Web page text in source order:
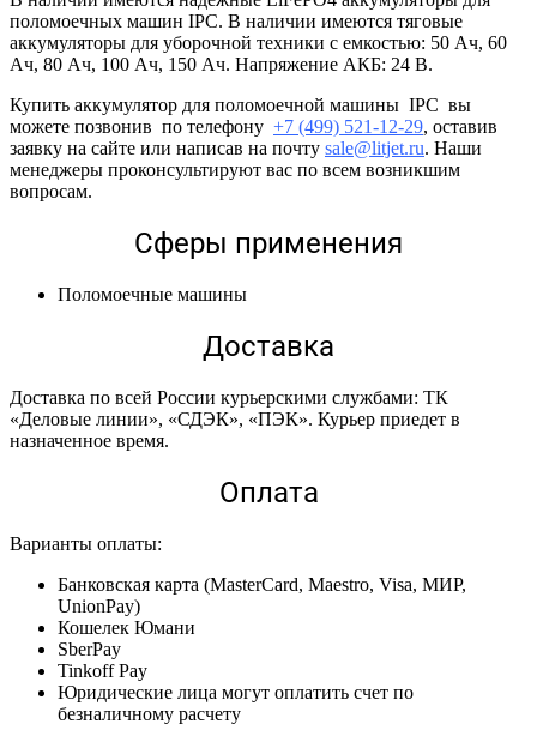
поломоечных машин IPC. В наличии имеются тяговые
аккумуляторы для уборочной техники с емкостью: 50 Ач, 60
Ач, 80 Ач, 100 Ач, 150 Ач. Напряжение АКБ: 24 В.
Купить аккумулятор для поломоечной машины IPC вы
можете позвонив по телефону +7 (499) 521-12-29, оставив
заявку на сайте или написав на почту sale@litjet.ru. Наши
менеджеры проконсультируют вас по всем возникшим
вопросам.
Сферы применения
Поломоечные машины
Доставка
Доставка по всей России курьерскими службами: ТК
«Деловые линии», «СДЭК», «ПЭК». Курьер приедет в
назначенное время.
Оплата
Варианты оплаты:
Банковская карта (MasterCard, Maestro, Visa, МИР,
UnionPay)
Кошелек Юмани
SberPay
Tinkoff Pay
Юридические лица могут оплатить счет по
безналичному расчету